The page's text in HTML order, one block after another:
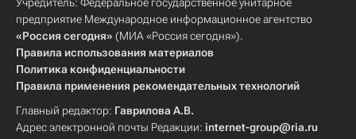
предприятие Международное информационное агентство
«Россия сегодня» (МИА «Россия сегодня»).
Правила использования материалов
Политика конфиденциальности
Правила применения рекомендательных технологий
Главный редактор: Гаврилова А.В.
Адрес электронной почты Редакции: internet-group@ria.ru